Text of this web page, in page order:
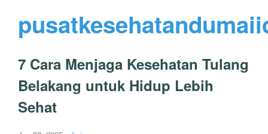
7 Cara Menjaga Kesehatan Tulang
Belakang untuk Hidup Lebih
Sehat